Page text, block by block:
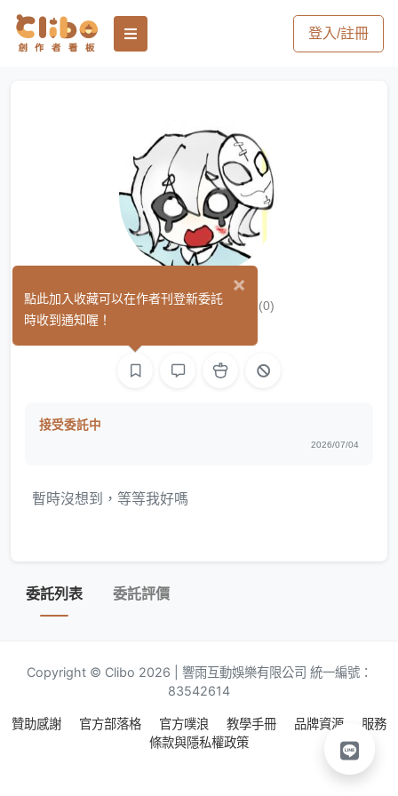
登入/註冊
津繪池tmtss (0)
接受委託中
2026/07/04
暫時沒想到，等等我好嗎
委託列表 委託評價
Copyright © Clibo 2026 | 響雨互動娛樂有限公司 統一編號：
83542614
贊助感謝 官方部落格 官方噗浪 教學手冊 品牌資源
服務
條款與隱私權政策
×
點此加入收藏可以在作者刊登新委託
時收到通知喔！